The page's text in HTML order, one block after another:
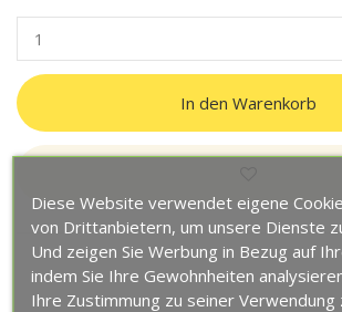
In den Warenkorb
Diese Website verwendet eigene
von Drittanbietern, um unsere Dienste
Und zeigen Sie Werbung in Bezug auf
indem Sie Ihre Gewohnheiten
Ihre Zustimmung zu seiner Verwendung